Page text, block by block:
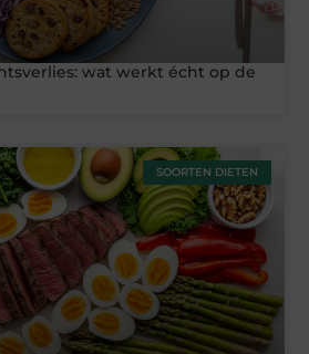
wat werkt écht op de
SOORTEN DIETEN